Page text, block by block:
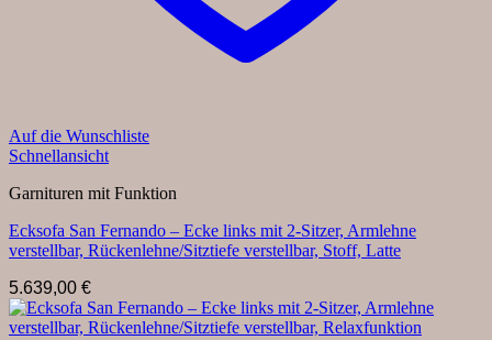
Auf die Wunschliste
Schnellansicht
Garnituren mit Funktion
Ecksofa San Fernando – Ecke links mit 2-Sitzer, Armlehne
verstellbar, Rückenlehne/Sitztiefe verstellbar, Stoff, Latte
5.639,00 €